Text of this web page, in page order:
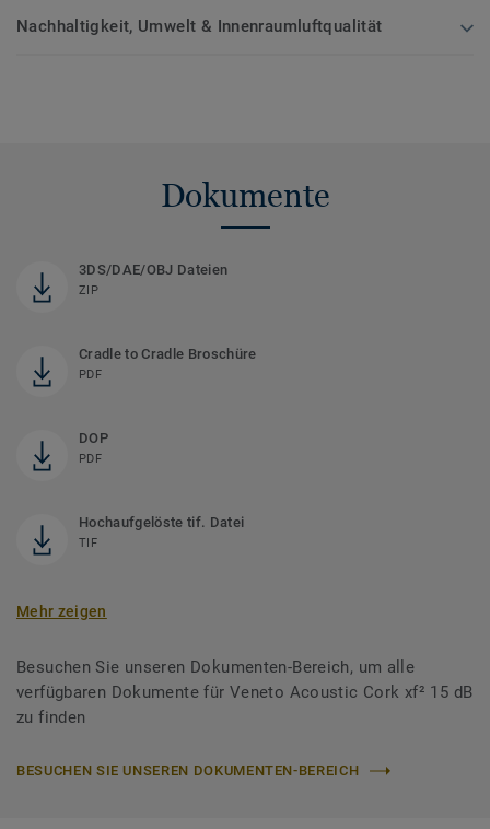
Nachhaltigkeit, Umwelt & Innenraumluftqualität
Dokumente
3DS/DAE/OBJ Dateien
ZIP
Cradle to Cradle Broschüre
PDF
DOP
PDF
Hochaufgelöste tif. Datei
TIF
Mehr zeigen
Besuchen Sie unseren Dokumenten-Bereich, um alle
verfügbaren Dokumente für Veneto Acoustic Cork xf² 15 dB
zu finden
BESUCHEN SIE UNSEREN DOKUMENTEN-BEREICH